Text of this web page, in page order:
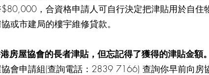
，合資格申請人可自行決定把津貼用於自
或市建局的樓宇維修貸款。
房屋協會的長者津貼，但忘記得了獲得的津貼金額
會申請組(查詢電話：2839 7166) 查詢你早前向房